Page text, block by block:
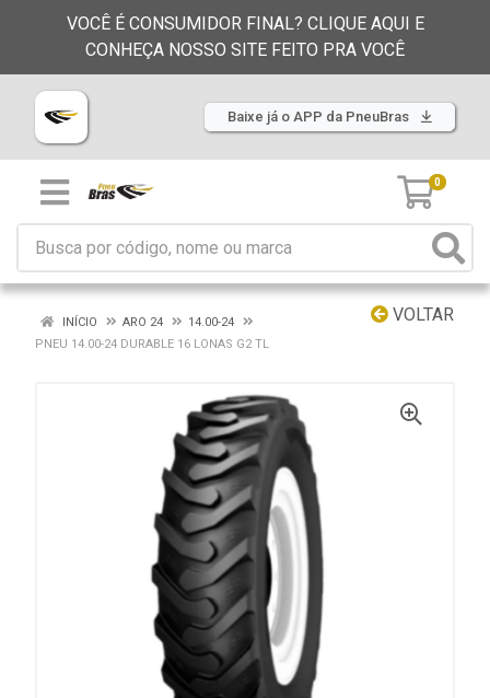
VOCÊ É CONSUMIDOR FINAL? CLIQUE AQUI E
CONHEÇA NOSSO SITE FEITO PRA VOCÊ
Baixe já o APP da PneuBras
0
VOLTAR
INÍCIO ARO 24
14.00-24
PNEU 14.00-24 DURABLE 16 LONAS G2 TL